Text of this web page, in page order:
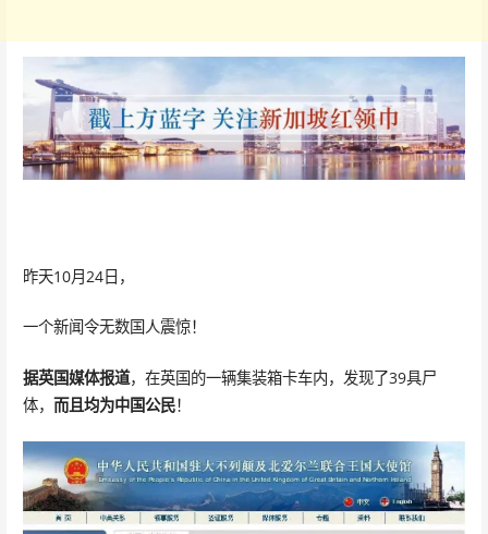
昨天10月24日，
一个新闻令无数国人震惊！
据英国媒体报道，在英国的一辆集装箱卡车内，发现了39具尸
体， 而且均为中国公民！